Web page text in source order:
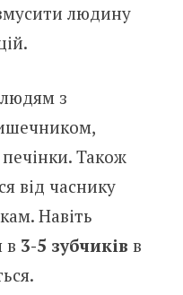
людину
з
Також
від часнику
Навіть
в 3-5 зубчиків в